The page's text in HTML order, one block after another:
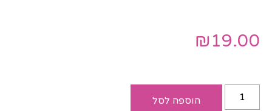
₪19.00
הוספה לסל